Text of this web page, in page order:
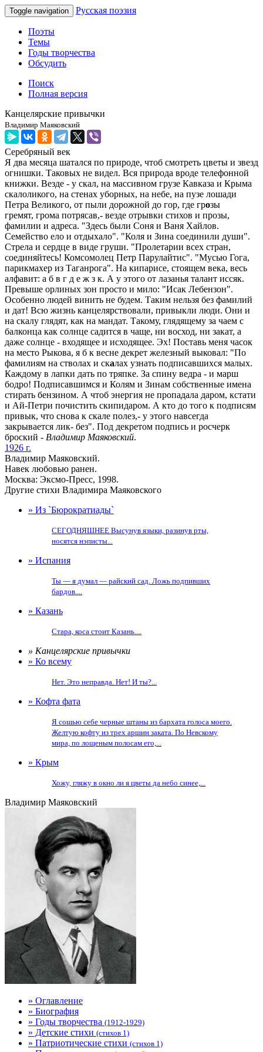
Toggle navigation Русская поэзия
Поэты
Темы
Годы творчества
Обсудить
Поиск
Полная версия
Канцелярские привычки
Владимир Маяковский
Серебряный век
Я два месяца шатался по природе, чтоб смотреть цветы и звезд
огнишки. Таковых не видел. Вся природа вроде телефонной
книжки. Везде - у скал, на массивном грузе Кавказа и Крыма
скалоликого, на стенах уборных, на небе, на пузе лошади
Петра Великого, от пыли дорожной до гор, где грозы
гремят, грома потрясав,- везде отрывки стихов и прозы,
фамилии и адреса. "Здесь были Соня и Ваня Хайлов.
Семейство ело и отдыхало". "Коля и Зина соединили души".
Стрела и сердце в виде груши. "Пролетарии всех стран,
соединяйтесь! Комсомолец Петр Парулайтис". "Мусью Гога,
парикмахер из Таганрога". На кипарисе, стоящем века, весь
алфавит: а б в г д е ж з к. А у этого от лазанья талант иссяк.
Превыше орлиных зон просто и мило: "Исак Лебензон".
Особенно людей винить не будем. Таким нельзя без фамилий
и дат! Всю жизнь канцелярствовали, привыкли люди. Они и
на скалу глядят, как на мандат. Такому, глядящему за чаем с
балконца как солнце садится в чаще, ни восход, ни закат, а
даже солнце - входящее и исходящее. Эх! Поставь меня часок
на место Рыкова, я б к весне декрет железный выковал: "По
фамилиям на стволах и скалах узнать подписавшихся малых.
Каждому в лапки дать по тряпке. За спину ведра - и марш
бодро! Подписавшимся и Колям и Зинам собственные имена
стирать бензином. А чтоб энергия не пропадала даром, кстати
и Ай-Петри почистить скипидаром. А кто до того к подписям
привык, что снова к скале полез,- у этого навсегда
закрывается лик- без". Под декретом подпись и росчерк
броский - Владимир Маяковский.
1926 г.
Владимир Маяковский.
Навек любовью ранен.
Москва: Эксмо-Пресс, 1998.
Другие стихи Владимира Маяковского
» Из `Бюрократиады`
СЕГОДНЯШНЕЕ Высунув языки, разинув рты,
носятся нэписты...
» Испания
Ты — я думал — райский сад. Ложь подпивших
бардов....
» Казань
Стара, коса стоит Казань....
» Канцелярские привычки
» Ко всему
Нет. Это неправда. Нет! И ты?...
» Кофта фата
Я сошью себе черные штаны из бархата голоса моего.
Желтую кофту из трех аршин заката. По Невскому
мира, по лощеным полосам его,...
» Крым
Хожу, гляжу в окно ли я цветы да небо синее,...
Владимир Маяковский
» Оглавление
» Биография
» Годы творчества (1912-1929)
» Детские стихи (стихов 1)
» Патриотические стихи (стихов 1)